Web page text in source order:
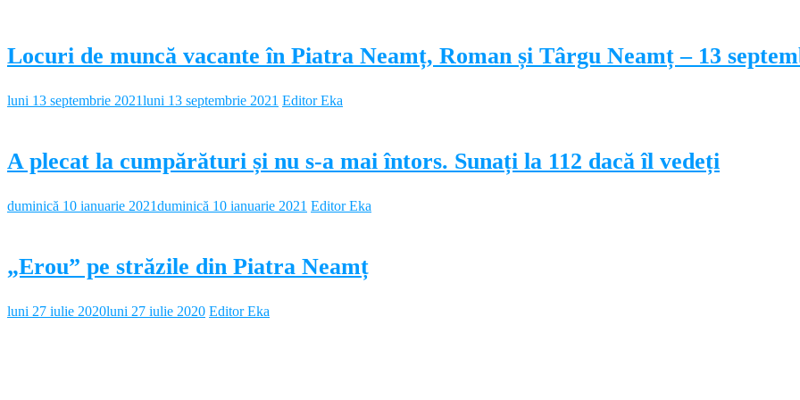
Locuri de muncă vacante în Piatra Neamț, Roman și Târgu Neamț – 13
luni 13 septembrie 2021luni 13 septembrie 2021 Editor Eka
A plecat la cumpărături și nu s-a mai întors. Sunați la 112 dacă îl vedeți
duminică 10 ianuarie 2021duminică 10 ianuarie 2021 Editor Eka
„Erou” pe străzile din Piatra Neamț
luni 27 iulie 2020luni 27 iulie 2020 Editor Eka